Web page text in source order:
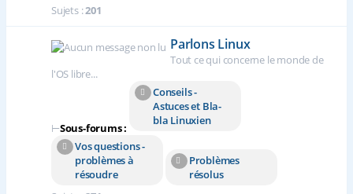
Sujets :201
Parlons Linux
Tout ce qui concerne le monde de
l'OS libre...
⊢Sous-forums :
Conseils -
Astuces et Bla-
bla Linuxien
Vos questions -
problèmes à
résoudre
Problèmes
résolus